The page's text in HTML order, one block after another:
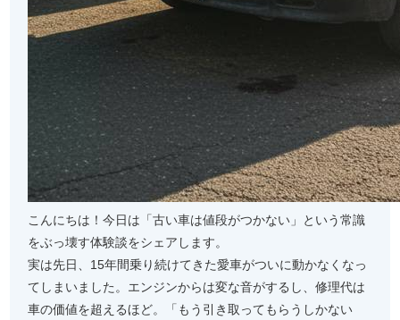
こんにちは！今日は「古い車は値段がつかない」という常識
をぶっ壊す体験談をシェアします。
実は先日、15年間乗り続けてきた愛車がついに動かなくなっ
てしまいました。エンジンからは変な音がするし、修理代は
車の価値を超えるほど。「もう引き取ってもらうしかない